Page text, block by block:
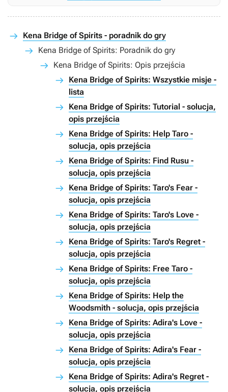
Kena Bridge of Spirits - poradnik do gry
Kena Bridge of Spirits: Poradnik do gry
Kena Bridge of Spirits: Opis przejścia
Kena Bridge of Spirits: Wszystkie misje -
lista
Kena Bridge of Spirits: Tutorial - solucja,
opis przejścia
Kena Bridge of Spirits: Help Taro -
solucja, opis przejścia
Kena Bridge of Spirits: Find Rusu -
solucja, opis przejścia
Kena Bridge of Spirits: Taro's Fear -
solucja, opis przejścia
Kena Bridge of Spirits: Taro's Love -
solucja, opis przejścia
Kena Bridge of Spirits: Taro's Regret -
solucja, opis przejścia
Kena Bridge of Spirits: Free Taro -
solucja, opis przejścia
Kena Bridge of Spirits: Help the
Woodsmith - solucja, opis przejścia
Kena Bridge of Spirits: Adira's Love -
solucja, opis przejścia
Kena Bridge of Spirits: Adira's Fear -
solucja, opis przejścia
Kena Bridge of Spirits: Adira's Regret -
solucja, opis przejścia